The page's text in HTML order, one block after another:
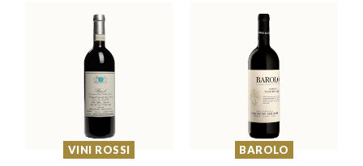
VINI ROSSI BAROLO